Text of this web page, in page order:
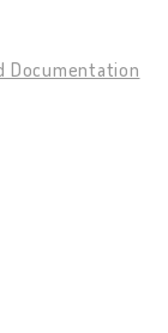
Documentation